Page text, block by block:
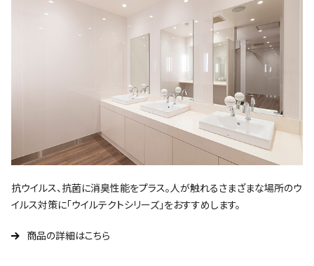
抗ウイルス、抗菌に消臭性能をプラス。人が触れるさまざまな場所のウ
イルス対策に「ウイルテクトシリーズ」をおすすめします。
商品の詳細はこちら